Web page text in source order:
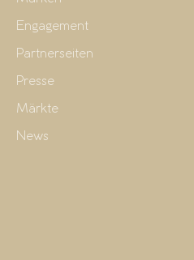
Engagement
Partnerseiten
Presse
Märkte
News